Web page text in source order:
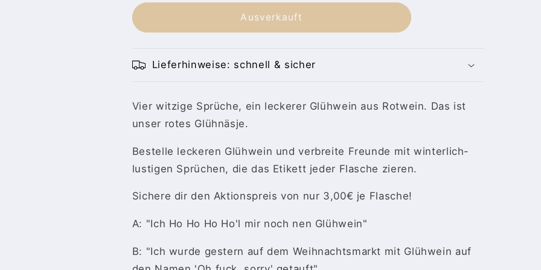
Menge
Glühwein
Sprüchen
Flasche
Glühwein
Motiv
12%
Menge
Glühwein
Sprüchen
Flasche
Glühwein
Motiv
12%
Ausverkauft
Lieferhinweise: schnell & sicher
Vier witzige Sprüche, ein leckerer Glühwein aus Rotwein. Das ist
unser rotes Glühnäsje.
Bestelle leckeren Glühwein und verbreite Freunde mit winterlich-
lustigen Sprüchen, die das Etikett jeder Flasche zieren.
Sichere dir den Aktionspreis von nur 3,00€ je Flasche!
A: "Ich Ho Ho Ho Ho'l mir noch nen Glühwein"
B: "Ich wurde gestern auf dem Weihnachtsmarkt mit Glühwein auf